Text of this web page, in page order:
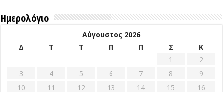
Ημερολόγιο
Αύγουστος 2026
Δ
Τ Τ Π Π Σ
Κ
1
2
3
4 5 6 7 8
9
10
11 12 13 14 15
16